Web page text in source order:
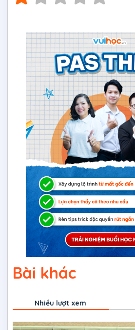
Bài khác
Nhiều lượt xem